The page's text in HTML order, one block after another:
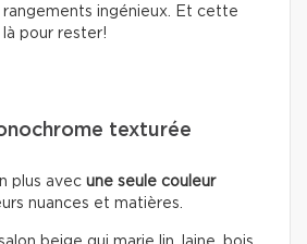
ingénieux. Et cette
pour rester!
texturée
plus avec une seule couleur
nuances et matières.